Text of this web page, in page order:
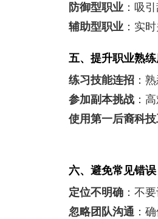
防御型职业：吸引
辅助型职业：实时
五、提升职业熟
练习技能连招：熟
参加副本挑战：高
使用第一后裔科
六、避免常见错误
定位不明确：不要
忽略团队沟通：确